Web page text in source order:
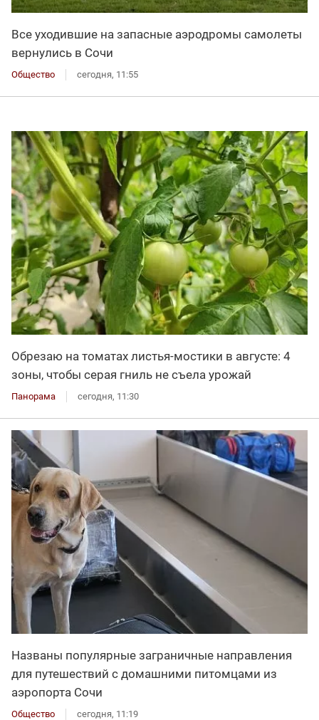
Все уходившие на запасные аэродромы самолеты
вернулись в Сочи
Общество сегодня, 11:55
Обрезаю на томатах листья-мостики в августе: 4
зоны, чтобы серая гниль не съела урожай
Панорама сегодня, 11:30
Названы популярные заграничные направления
для путешествий с домашними питомцами из
аэропорта Сочи
Общество сегодня, 11:19